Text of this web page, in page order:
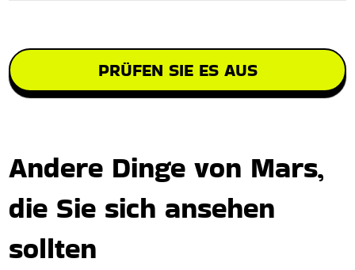
PRÜFEN SIE ES AUS
Andere Dinge von Mars,
die Sie sich ansehen
sollten